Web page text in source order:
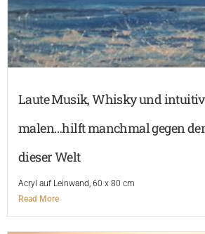
Laute Musik, Whisky und
malen…hilft manchmal gegen
dieser Welt
Acryl auf Leinwand, 60 x 80 cm
Read More